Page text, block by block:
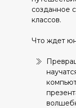
созданное
классов.
Что ждет